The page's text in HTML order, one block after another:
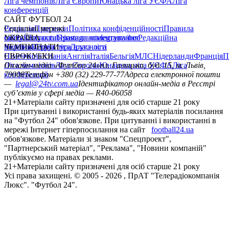
конференцій
САЙТ ФУТБОЛ 24
РедакціяПрогнозиПолітика конфіденційностіПравила
сайтуКонтактиПравила коментуванняРедакційна
політикаСтруктура власності
Соціальні мережі
facebookxyoutubeinstagramtelegramviber
УКРАЇНА
УкраїнаПерша лігаДруга ліга
ЧЕМПІОНАТИ
НімеччинаІспаніяАнгліяІталіяБельгіяМЛСНідерландиФранція
ЄВРОКУБКИ
Ліга чемпіонівЛіга ЄвропиЮнацька ліга УЄФАЛіга
конференцій
Онлайн-медіа «Футбол 24»пл. Галицька, буд. 15, м. Львів,
79008Телефон +380 (32) 229-77-77Адреса електронної пошти
— legal@24tv.com.uaІдентифікатор онлайн-медіа в Реєстрі
суб’єктів у сфері медіа — R40-06058
21+Матеріали сайту призначені для осіб старше 21 року
При цитуванні і використанні будь-яких матеріалів посилання
на "Футбол 24" обов'язкове. При цитуванні і використанні в
мережі Інтернет гіперпосилання на сайт
football24.ua
обов'язкове. Матеріали зі знаком "Спецпроект",
"Партнерський матеріал", "Реклама", "Новини компаній"
публікуємо на правах реклами.
21+Матеріали сайту призначені для осіб старше 21 року
Усi права захищенi. © 2005 - 2026 , ПрАТ "Телерадіокомпанія
Люкс". "Футбол 24".